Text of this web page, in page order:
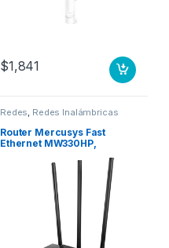
$1,841
Redes, Redes Inalámbricas
Router Mercusys Fast
Ethernet MW330HP,
RJ-45, 2.4GHz, 3 Antenas
Externas de 8dBi 300MBPS
3 ANTENAS ROMPE MUROS